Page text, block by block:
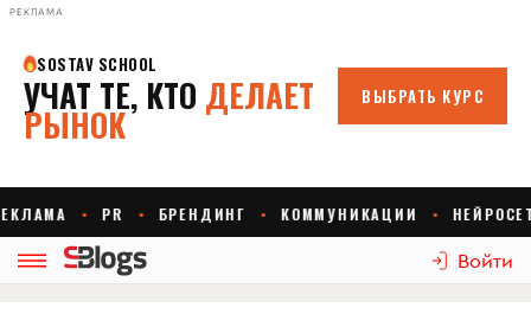
РЕКЛАМА
Войти